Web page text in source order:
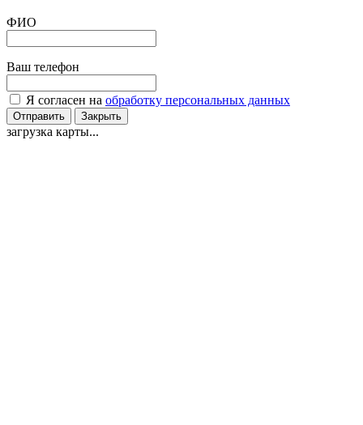
ФИО
Ваш телефон
Я согласен на обработку персональных данных
Отправить Закрыть
загрузка карты...